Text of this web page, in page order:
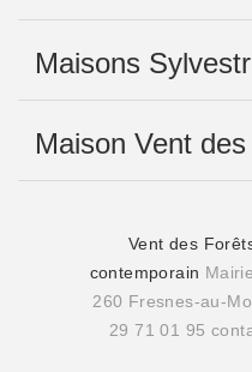
Maisons
Maison Vent
Vent des
contemporain
260 Fresnes-au-
29 71 01 95